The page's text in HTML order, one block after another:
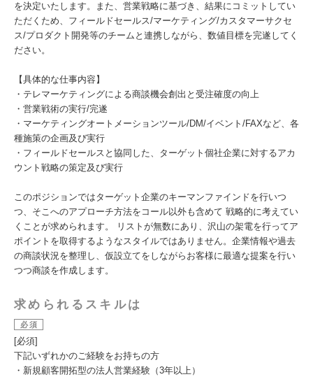
を決定いたします。また、営業戦略に基づき、結果にコミットしてい
ただくため、フィールドセールス/マーケティング/カスタマーサクセ
ス/プロダクト開発等のチームと連携しながら、数値目標を完遂してく
ださい。
【具体的な仕事内容】
・テレマーケティングによる商談機会創出と受注確度の向上
・営業戦術の実行/完遂
・マーケティングオートメーションツール/DM/イベント/FAXなど、各
種施策の企画及び実行
・フィールドセールスと協同した、ターゲット個社企業に対するアカ
ウント戦略の策定及び実行
このポジションではターゲット企業のキーマンファインドを行いつ
つ、そこへのアプローチ方法をコール以外も含めて 戦略的に考えてい
くことが求められます。 リストが無数にあり、沢山の架電を行ってア
ポイントを取得するようなスタイルではありません。企業情報や過去
の商談状況を整理し、仮設立てをしながらお客様に最適な提案を行い
つつ商談を作成します。
求められるスキルは
必須
[必須]
下記いずれかのご経験をお持ちの方
・新規顧客開拓型の法人営業経験（3年以上）